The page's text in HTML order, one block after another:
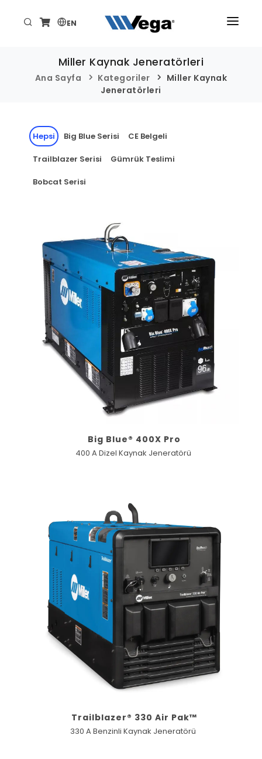
EN
ÜRÜNLER
TEKNİK/DESTEK
HABER VE ETKİNLİKLER
İLETİŞİM
Miller Kaynak Jeneratörleri
Ana Sayfa Kategoriler
Miller Kaynak
Jeneratörleri
Hepsi Big Blue Serisi CE Belgeli
Trailblazer Serisi Gümrük Teslimi
Bobcat Serisi
Big Blue® 400X Pro
400 A Dizel Kaynak Jeneratörü
Trailblazer® 330 Air Pak™
330 A Benzinli Kaynak Jeneratörü